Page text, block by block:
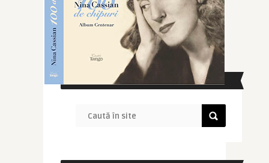
CAUTĂ ÎN SITE